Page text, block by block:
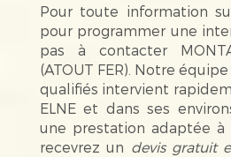
Pour toute information
pour programmer une
pas à contacter
(ATOUT FER). Notre
qualifiés intervient
ELNE et dans ses
une prestation adaptée à
recevrez un devis gratuit